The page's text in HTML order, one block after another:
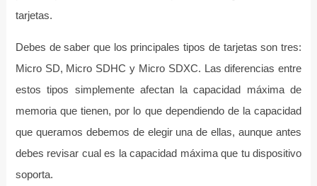
tarjetas.
Debes de saber que los principales tipos de tarjetas son tres:
Micro SD, Micro SDHC y Micro SDXC. Las diferencias entre
estos tipos simplemente afectan la capacidad máxima de
memoria que tienen, por lo que dependiendo de la capacidad
que queramos debemos de elegir una de ellas, aunque antes
debes revisar cual es la capacidad máxima que tu dispositivo
soporta.